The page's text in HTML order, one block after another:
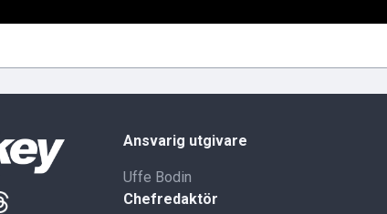
Ansvarig utgivare
Uffe Bodin
Chefredaktör